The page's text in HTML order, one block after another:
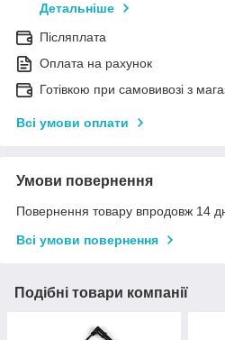
Детальніше
Післяплата
Оплата на рахунок
Готівкою при самовивозі з
Всі умови оплати
Умови повернення
Повернення товару впродовж 14
Всі умови повернення
Подібні товари компанії